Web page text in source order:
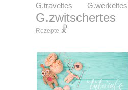
G.traveltes G.werkeltes
G.zwitschertes
Rezepte ☧